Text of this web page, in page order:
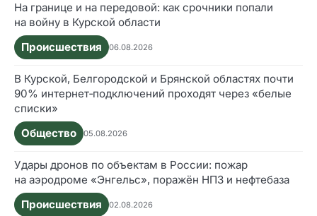
На границе и на передовой: как срочники попали
на войну в Курской области
Происшествия
06.08.2026
В Курской, Белгородской и Брянской областях почти
90% интернет‑подключений проходят через «белые
списки»
Общество
05.08.2026
Удары дронов по объектам в России: пожар
на аэродроме «Энгельс», поражён НПЗ и нефтебаза
Происшествия
02.08.2026